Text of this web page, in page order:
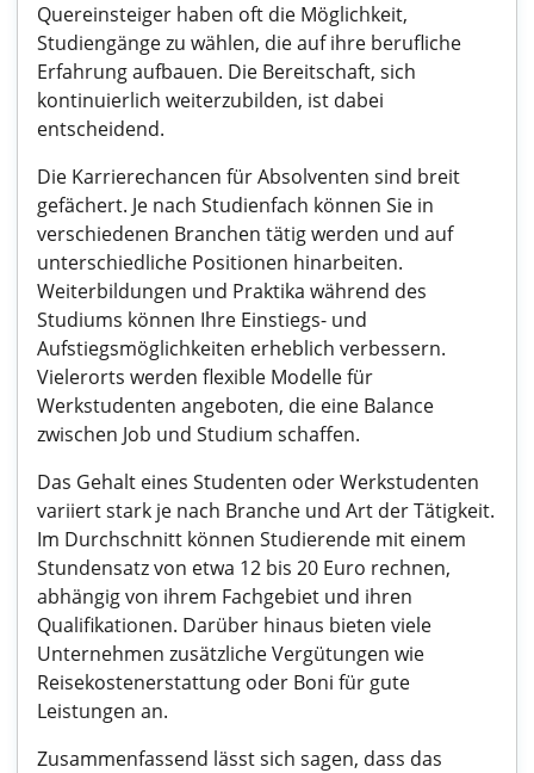
Quereinsteiger haben oft die Möglichkeit,
Studiengänge zu wählen, die auf ihre berufliche
Erfahrung aufbauen. Die Bereitschaft, sich
kontinuierlich weiterzubilden, ist dabei
entscheidend.
Die Karrierechancen für Absolventen sind breit
gefächert. Je nach Studienfach können Sie in
verschiedenen Branchen tätig werden und auf
unterschiedliche Positionen hinarbeiten.
Weiterbildungen und Praktika während des
Studiums können Ihre Einstiegs- und
Aufstiegsmöglichkeiten erheblich verbessern.
Vielerorts werden flexible Modelle für
Werkstudenten angeboten, die eine Balance
zwischen Job und Studium schaffen.
Das Gehalt eines Studenten oder Werkstudenten
variiert stark je nach Branche und Art der Tätigkeit.
Im Durchschnitt können Studierende mit einem
Stundensatz von etwa 12 bis 20 Euro rechnen,
abhängig von ihrem Fachgebiet und ihren
Qualifikationen. Darüber hinaus bieten viele
Unternehmen zusätzliche Vergütungen wie
Reisekostenerstattung oder Boni für gute
Leistungen an.
Zusammenfassend lässt sich sagen, dass das